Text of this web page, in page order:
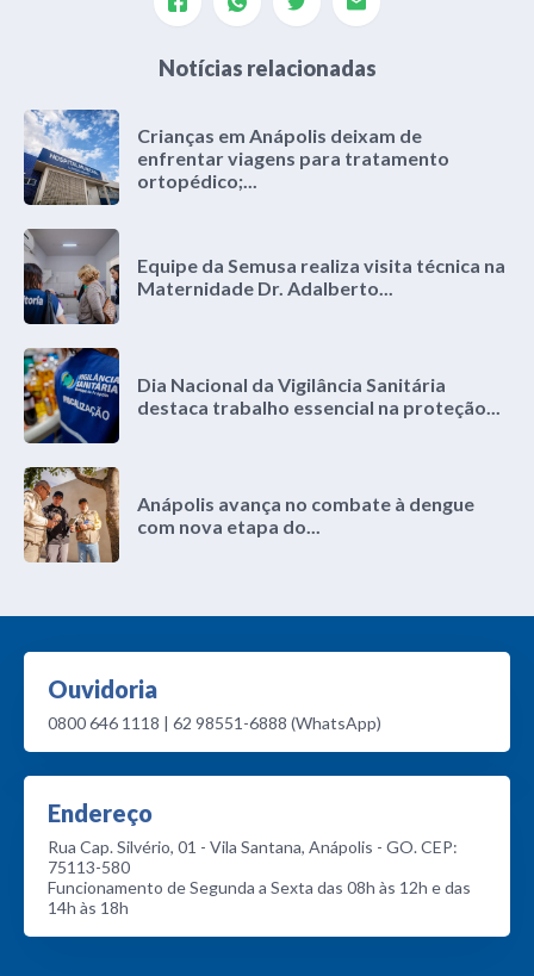
Notícias relacionadas
Crianças em Anápolis deixam de
enfrentar viagens para tratamento
ortopédico;...
Equipe da Semusa realiza visita técnica na
Maternidade Dr. Adalberto...
Dia Nacional da Vigilância Sanitária
destaca trabalho essencial na proteção...
Anápolis avança no combate à dengue
com nova etapa do...
Ouvidoria
0800 646 1118 | 62 98551-6888 (WhatsApp)
Endereço
Rua Cap. Silvério, 01 - Vila Santana, Anápolis - GO. CEP:
75113-580
Funcionamento de Segunda a Sexta das 08h às 12h e das
14h às 18h